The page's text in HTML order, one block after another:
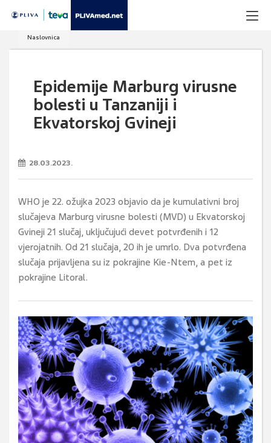
Naslovnica
Epidemije Marburg virusne
bolesti u Tanzaniji i
Ekvatorskoj Gvineji
28.03.2023.
WHO je 22. ožujka 2023 objavio da je kumulativni broj
slučajeva Marburg virusne bolesti (MVD) u Ekvatorskoj
Gvineji 21 slučaj, uključujući devet potvrđenih i 12
vjerojatnih. Od 21 slučaja, 20 ih je umrlo. Dva potvrđena
slučaja prijavljena su iz pokrajine Kie-Ntem, a pet iz
pokrajine Litoral.